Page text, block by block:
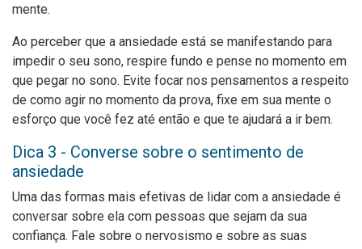
mente.
Ao perceber que a ansiedade está se manifestando para
impedir o seu sono, respire fundo e pense no momento em
que pegar no sono. Evite focar nos pensamentos a respeito
de como agir no momento da prova, fixe em sua mente o
esforço que você fez até então e que te ajudará a ir bem.
Dica 3 - Converse sobre o sentimento de
ansiedade
Uma das formas mais efetivas de lidar com a ansiedade é
conversar sobre ela com pessoas que sejam da sua
confiança. Fale sobre o nervosismo e sobre as suas